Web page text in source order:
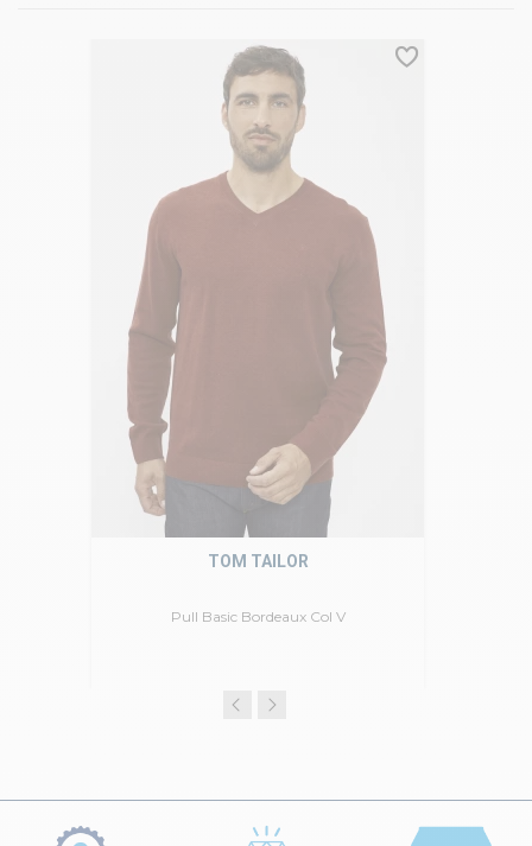
Pull Basic Bordeaux Col V
TOM TAILOR